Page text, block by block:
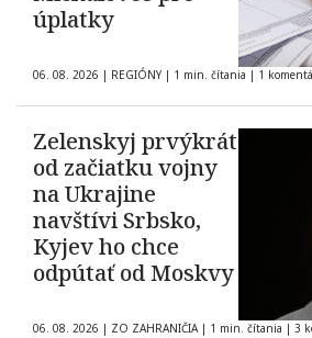
úplatky
06. 08. 2026 | REGIÓNY | 1 min. čítania | 1
Zelenskyj prvýkrát
od začiatku vojny
na Ukrajine
navštívi Srbsko,
Kyjev ho chce
odpútať od Moskvy
06. 08. 2026 | ZO ZAHRANIČIA | 1 min. čítania | 3